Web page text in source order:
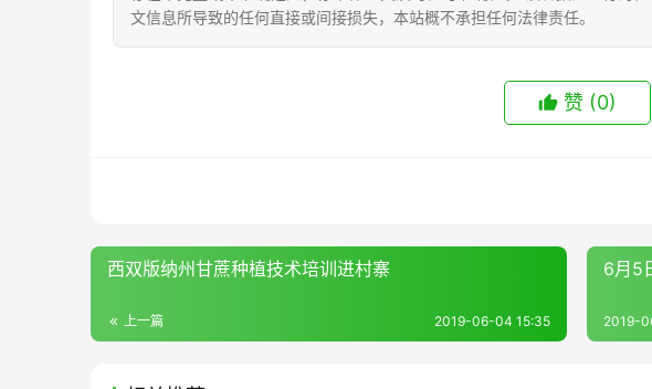
文信息所导致的任何直接或间接损失，本站概不承担任何法律责任。
赞 (0)
西双版纳州甘蔗种植技术培训进村寨
上一篇 2019-06-04 15:35
6月5
2019-